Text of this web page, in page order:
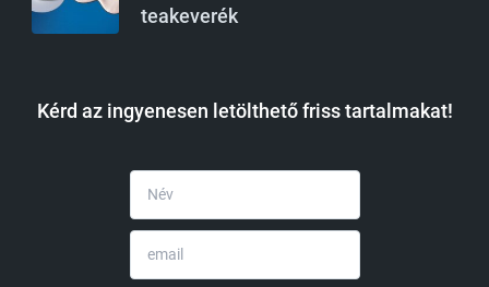
teakeverék
Kérd az ingyenesen letölthető friss tartalmakat!